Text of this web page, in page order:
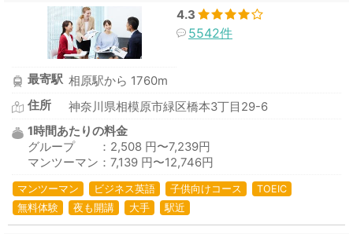
4.3
5542件
最寄駅 相原駅から 1760m
住所
神奈川県相模原市緑区橋本3丁目29-6
1時間あたりの料金
グループ ：2,508 円〜7,239円
マンツーマン：7,139 円〜12,746円
マンツーマン ビジネス英語 子供向けコース
TOEIC
無料体験
夜も開講 大手 駅近